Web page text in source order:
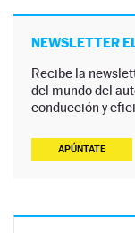
NEWSLETTER
Recibe la
del mundo del
conducción y
APÚNTATE